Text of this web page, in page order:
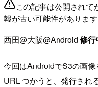
この記事は公開されて
報が古い可能性がありま
西田@大阪@Android 修行
今回はAndroidでS3の画
URL つかうと、発行され